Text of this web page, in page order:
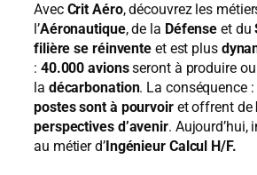
Avec Crit Aéro, découvrez les
l’Aéronautique, de la Défense et du
filière se réinvente et est plus
: 40.000 avionsseront à produire
la décarbonation. La conséquence :
postes sont à pourvoiret offrent de
perspectives d’avenir. Aujourd’hui,
au métier d’Ingénieur Calcul H/F.